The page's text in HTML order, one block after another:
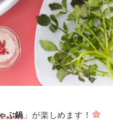
ぶ鍋 」が楽しめます！